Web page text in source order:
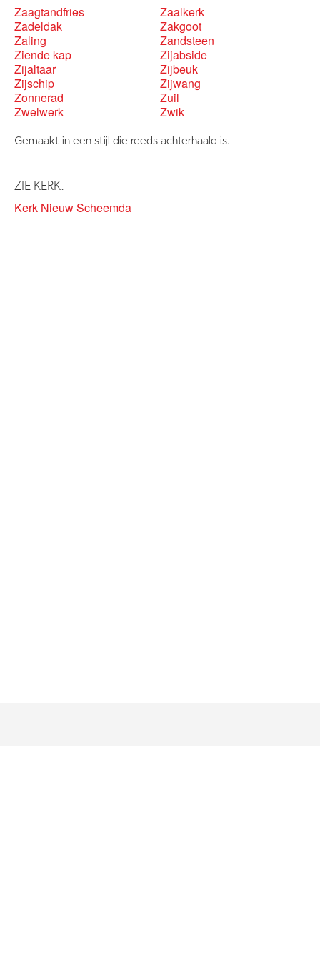
Zaagtandfries
Zaalkerk
Zadeldak
Zakgoot
Zaling
Zandsteen
Ziende kap
Zijabside
Zijaltaar
Zijbeuk
Zijschip
Zijwang
Zonnerad
Zuil
Zwelwerk
Zwik
Gemaakt in een stijl die reeds achterhaald is.
ZIE KERK:
Kerk Nieuw Scheemda